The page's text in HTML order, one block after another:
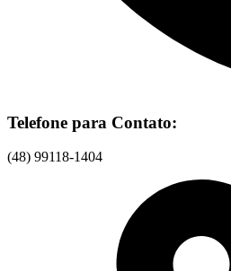
Telefone para Contato:
(48) 99118-1404